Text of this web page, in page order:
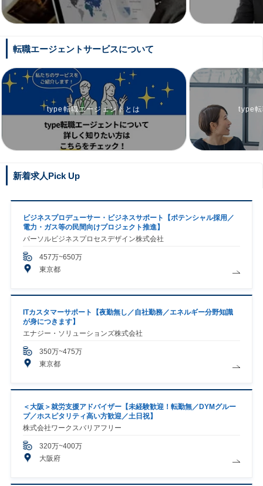
転職エージェントサービスについて
type転職エージェントとは type
新着求人Pick Up
ビジネスプロデューサー・ビジネスサポート【ポテンシャル採用／
電力・ガス等の民間向けプロジェクト推進】
パーソルビジネスプロセスデザイン株式会社
457万~650万
東京都
ITカスタマーサポート【夜勤無し／自社勤務／エネルギー分野知識
が身につきます】
エナジー・ソリューションズ株式会社
350万~475万
東京都
＜大阪＞就労支援アドバイザー【未経験歓迎！転勤無／DYMグルー
プ／ホスピタリティ高い方歓迎／土日祝】
株式会社ワークスバリアフリー
320万~400万
大阪府